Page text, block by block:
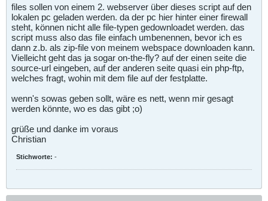
files sollen von einem 2. webserver über dieses script auf den
lokalen pc geladen werden. da der pc hier hinter einer firewall
steht, können nicht alle file-typen gedownloadet werden. das
script muss also das file einfach umbenennen, bevor ich es
dann z.b. als zip-file von meinem webspace downloaden kann.
Vielleicht geht das ja sogar on-the-fly? auf der einen seite die
source-url eingeben, auf der anderen seite quasi ein php-ftp,
welches fragt, wohin mit dem file auf der festplatte.
wenn's sowas geben sollt, wäre es nett, wenn mir gesagt
werden könnte, wo es das gibt ;o)
grüße und danke im voraus
Christian
Stichworte: -